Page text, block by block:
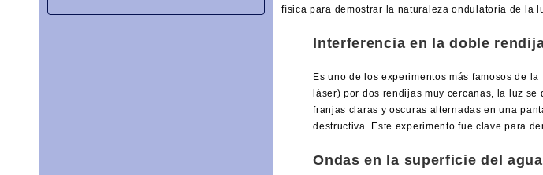
física para demostrar la naturaleza ondulatoria de la
Interferencia en la doble
Es uno de los experimentos más famosos de
láser) por dos rendijas muy cercanas, la luz
franjas claras y oscuras alternadas en una
destructiva. Este experimento fue clave para
Ondas en la superficie del agua